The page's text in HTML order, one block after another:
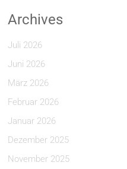
Archives
Juli 2026
Juni 2026
März 2026
Februar 2026
Januar 2026
Dezember 2025
November 2025